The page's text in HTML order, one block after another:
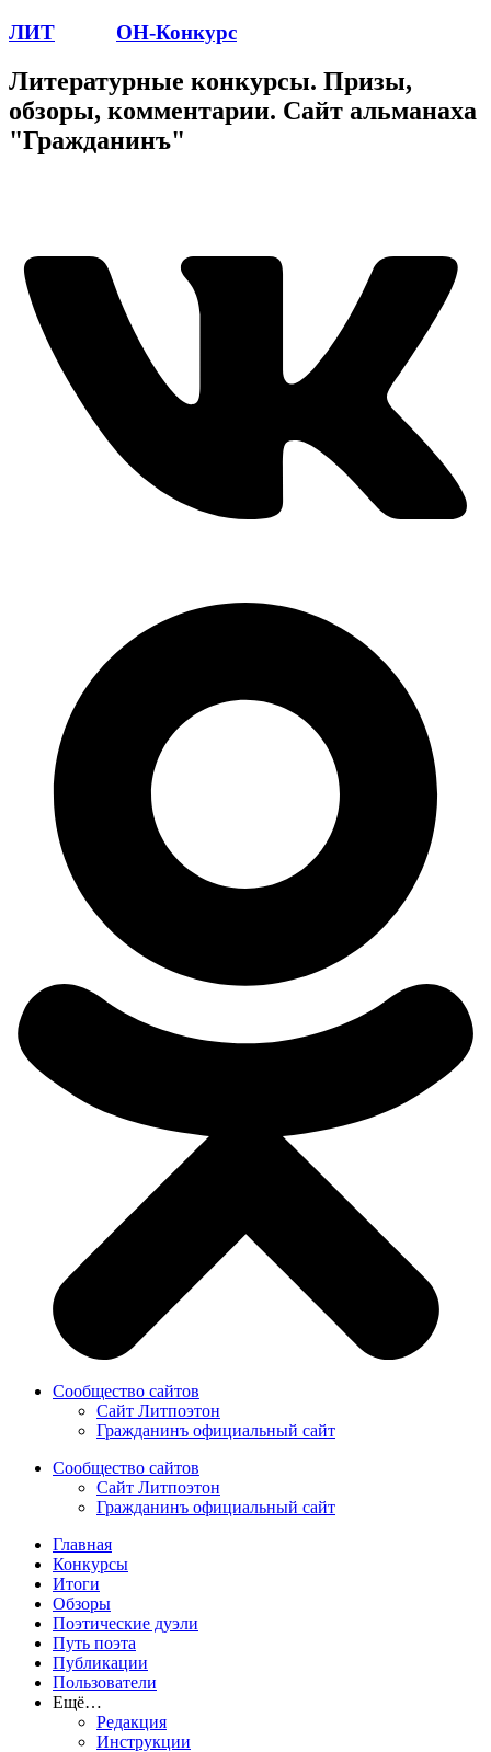
ЛИТ ОН-Конкурс
Литературные конкурсы. Призы,
обзоры, комментарии. Сайт альманаха
"Гражданинъ"
Сообщество сайтов
Сайт Литпоэтон
Гражданинъ официальный сайт
Сообщество сайтов
Сайт Литпоэтон
Гражданинъ официальный сайт
Главная
Конкурсы
Итоги
Обзоры
Поэтические дуэли
Путь поэта
Публикации
Пользователи
Ещё…
Редакция
Инструкции